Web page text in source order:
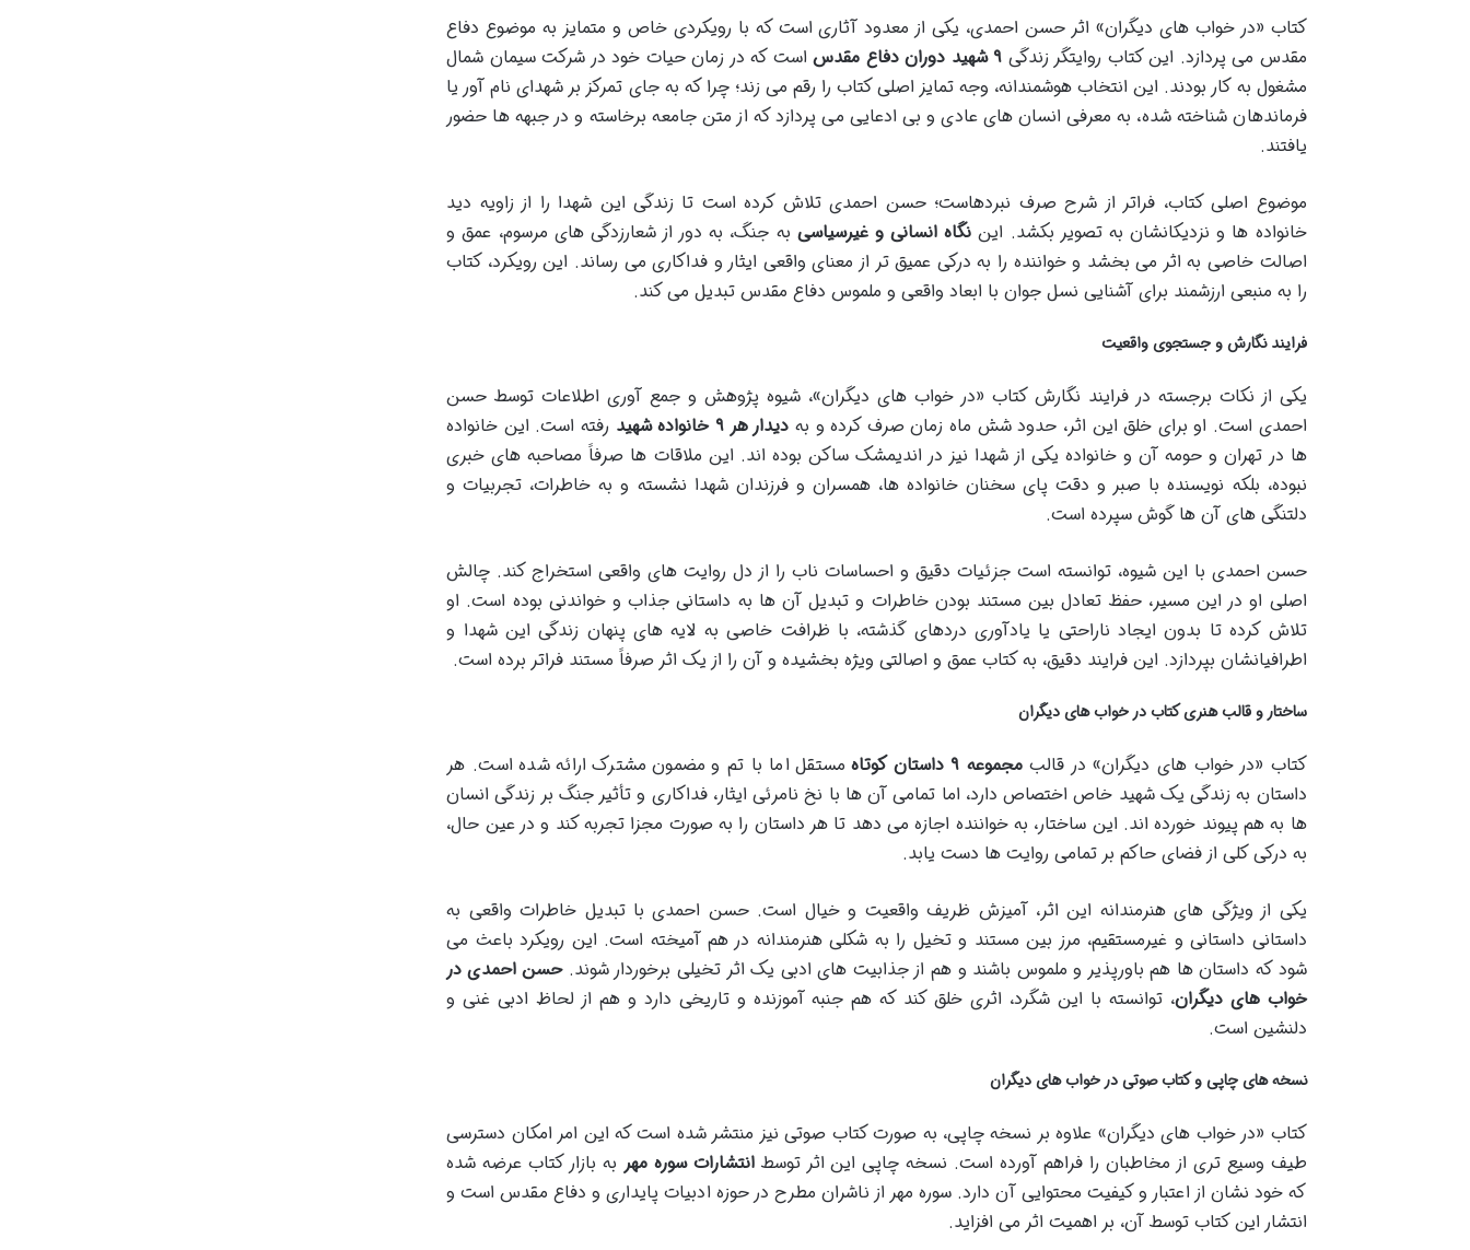
کتاب «در خواب های دیگران» اثر حسن احمدی، یکی از معدود آثاری است که با رویکردی خاص و متمایز به موضوع دفاع
مقدس می پردازد. این کتاب روایتگر زندگی ۹ شهید دوران دفاع مقدس
است که در زمان حیات خود در شرکت سیمان شمال
مشغول به کار بودند. این انتخاب هوشمندانه، وجه تمایز اصلی کتاب را رقم می زند؛ چرا که به جای تمرکز بر شهدای نام آور یا
فرماندهان شناخته شده، به معرفی انسان های عادی و بی ادعایی می پردازد که از متن جامعه برخاسته و در جبهه ها حضور
یافتند.
موضوع اصلی کتاب، فراتر از شرح صرف نبردهاست؛ حسن احمدی تلاش کرده است تا زندگی این شهدا را از زاویه دید
خانواده ها و نزدیکانشان به تصویر بکشد. این نگاه انسانی و غیرسیاسی به جنگ، به دور از شعارزدگی های مرسوم، عمق و
اصالت خاصی به اثر می بخشد و خواننده را به درکی عمیق تر از معنای واقعی ایثار و فداکاری می رساند. این رویکرد، کتاب
را به منبعی ارزشمند برای آشنایی نسل جوان با ابعاد واقعی و ملموس دفاع مقدس تبدیل می کند.
فرایند نگارش و جستجوی واقعیت
یکی از نکات برجسته در فرایند نگارش کتاب «در خواب های دیگران»، شیوه پژوهش و جمع آوری اطلاعات توسط حسن
احمدی است. او برای خلق این اثر، حدود شش ماه زمان صرف کرده و به دیدار هر ۹ خانواده شهید
رفته است. این خانواده
ها در تهران و حومه آن و خانواده یکی از شهدا نیز در اندیمشک ساکن بوده اند. این ملاقات ها صرفاً مصاحبه های خبری
نبوده، بلکه نویسنده با صبر و دقت پای سخنان خانواده ها، همسران و فرزندان شهدا نشسته و به خاطرات، تجربیات و
دلتنگی های آن ها گوش سپرده است.
حسن احمدی با این شیوه، توانسته است جزئیات دقیق و احساسات ناب را از دل روایت های واقعی استخراج کند. چالش
اصلی او در این مسیر، حفظ تعادل بین مستند بودن خاطرات و تبدیل آن ها به داستانی جذاب و خواندنی بوده است. او
تلاش کرده تا بدون ایجاد ناراحتی یا یادآوری دردهای گذشته، با ظرافت خاصی به لایه های پنهان زندگی این شهدا و
اطرافیانشان بپردازد. این فرایند دقیق، به کتاب عمق و اصالتی ویژه بخشیده و آن را از یک اثر صرفاً مستند فراتر برده است.
ساختار و قالب هنری کتاب در خواب های دیگران
کتاب «در خواب های دیگران» در قالبمجموعه ۹ داستان کوتاه
مستقل اما با تم و مضمون مشترک ارائه شده است. هر
داستان به زندگی یک شهید خاص اختصاص دارد، اما تمامی آن ها با نخ نامرئی ایثار، فداکاری و تأثیر جنگ بر زندگی انسان
ها به هم پیوند خورده اند. این ساختار، به خواننده اجازه می دهد تا هر داستان را به صورت مجزا تجربه کند و در عین حال،
به درکی کلی از فضای حاکم بر تمامی روایت ها دست یابد.
یکی از ویژگی های هنرمندانه این اثر، آمیزش ظریف واقعیت و خیال است. حسن احمدی با تبدیل خاطرات واقعی به
داستانی داستانی و غیرمستقیم، مرز بین مستند و تخیل را به شکلی هنرمندانه در هم آمیخته است. این رویکرد باعث می
شود که داستان ها هم باورپذیر و ملموس باشند و هم از جذابیت های ادبی یک اثر تخیلی برخوردار شوند.حسن احمدی در
خواب های دیگران، توانسته با این شگرد، اثری خلق کند که هم جنبه آموزنده و تاریخی دارد و هم از لحاظ ادبی غنی و
دلنشین است.
نسخه های چاپی و کتاب صوتی در خواب های دیگران
کتاب «در خواب های دیگران» علاوه بر نسخه چاپی، به صورت کتاب صوتی نیز منتشر شده است که این امر امکان دسترسی
طیف وسیع تری از مخاطبان را فراهم آورده است. نسخه چاپی این اثر توسطانتشارات سوره مهر به بازار کتاب عرضه شده
که خود نشان از اعتبار و کیفیت محتوایی آن دارد. سوره مهر از ناشران مطرح در حوزه ادبیات پایداری و دفاع مقدس است و
انتشار این کتاب توسط آن، بر اهمیت اثر می افزاید.